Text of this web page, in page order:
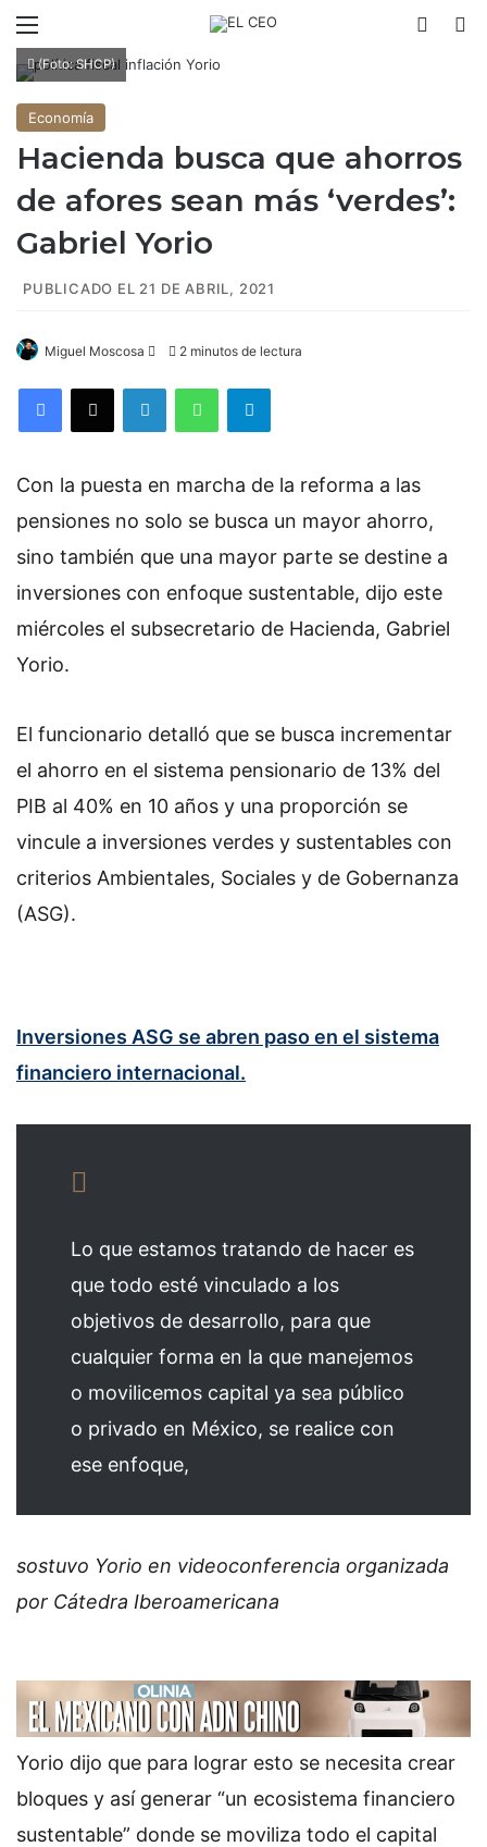
(Foto: SHCP)
Economía
Hacienda busca que ahorros
de afores sean más ‘verdes’:
Gabriel Yorio
PUBLICADO EL 21 DE ABRIL, 2021
Miguel Moscosa
l
w
n
X
2 minutos de lectura
Con la puesta en marcha de la reforma a las
pensiones no solo se busca un mayor ahorro,
sino también que una mayor parte se destine a
inversiones con enfoque sustentable, dijo este
miércoles el subsecretario de Hacienda, Gabriel
Yorio.
El funcionario detalló que se busca incrementar
el ahorro en el sistema pensionario de 13% del
PIB al 40% en 10 años y una proporción se
vincule a inversiones verdes y sustentables con
criterios Ambientales, Sociales y de Gobernanza
(ASG).
Inversiones ASG se abren paso en el sistema
financiero internacional.
Lo que estamos tratando de hacer es
que todo esté vinculado a los
objetivos de desarrollo, para que
cualquier forma en la que manejemos
o movilicemos capital ya sea público
o privado en México, se realice con
ese enfoque,
sostuvo Yorio en videoconferencia organizada
por Cátedra Iberoamericana
Yorio dijo que para lograr esto se necesita crear
bloques y así generar “un ecosistema financiero
sustentable” donde se moviliza todo el capital